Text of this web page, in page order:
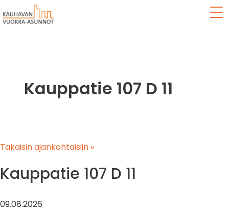
Kauppatie 107 D 11
Takaisin ajankohtaisiin »
Kauppatie 107 D 11
09.08.2026